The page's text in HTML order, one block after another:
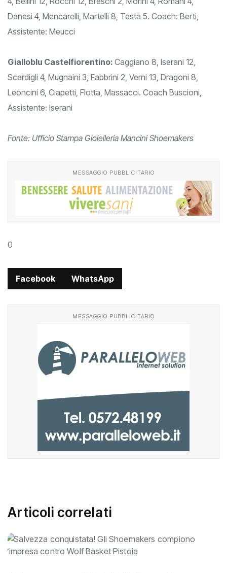
Danesi 4, Mencarelli, Martelli 8, Testa 5. Coach: Berti,
Assistente: Meucci
Gialloblu Castelfiorentino: Caggiano 8, Iserani 12,
Scardigli 4, Mugnaini 3, Fabbrini 2, Verni 13, Dragoni 8,
Leoncini 6, Ciapetti, Flotta, Massacci. Coach Buscioni,
Assistente: Iserani
Fonte: Ufficio Stampa Gioielleria Mancini Shoemakers
MESSAGGIO PUBBLICITARIO
0
Facebook WhatsApp
MESSAGGIO PUBBLICITARIO
Articoli correlati